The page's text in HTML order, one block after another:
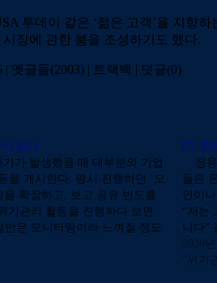
투데이 같은 ‘젊은 고객’을 지향
장에 관한 붐을 조성하기도 했다.
| 옛글들(2003) | 트랙백 | 덧글(0)
있다
가 발생했을 때 대부분의 기업
을 개시한다. 평시 진행하던 ‘모
확장하고, 보고 공유 빈도를
기관리 활동을 진행하다 보면
은 모니터링이라 느껴질 정도
야기까지 한다. 최근에는 위기
65. 온
정용
들은
인이
“저는
니다”
서도
2020
"위기